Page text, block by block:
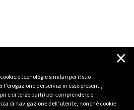
e tecnologie similari per il suo
dei servizi in esso presenti,
e di terze parti) per comprendere e
di navigazione dell’utente, nonché cookie
×
con il recupero dei